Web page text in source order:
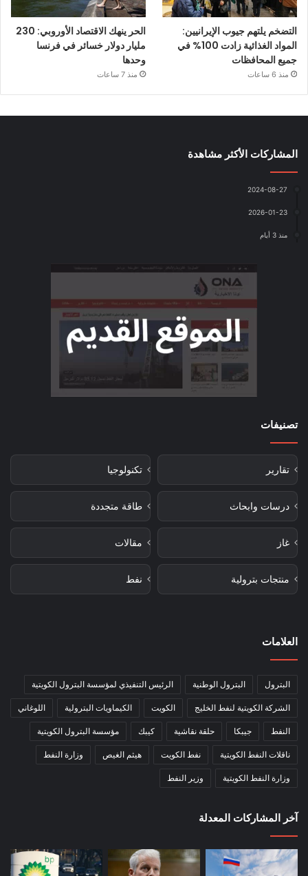
التضخم يلتهم جيوب الإيرانيين:
المواد الغذائية زادت 100% في
جميع المحافظات
منذ 6 ساعات
الحر ينهك الاقتصاد الأوروبي: 230
مليار دولار خسائر في فرنسا
وحدها
منذ 7 ساعات
المشاركات الأكثر مشاهدة
2024-08-27
2026-01-23
منذ 3 أيام
تصنيفات
تقارير تكنولوجيا
درسات وابحاث طاقة متجددة
غاز مقالات
منتجات بترولية نفط
العلامات
البترول البترول الوطنية الرئيس التنفيذي لمؤسسة البترول الكويتية
الشركة الكويتية لنفط الخليج الكويت الكيماويات البترولية اللوغاني
النفط جيبكا حلقة نقاشية كيبك مؤسسة البترول الكويتية
ناقلات النفط الكويتية نفط الكويت هيثم الغيص وزارة النفط
وزارة النفط الكويتية وزير النفط
آخر المشاركات المعدلة